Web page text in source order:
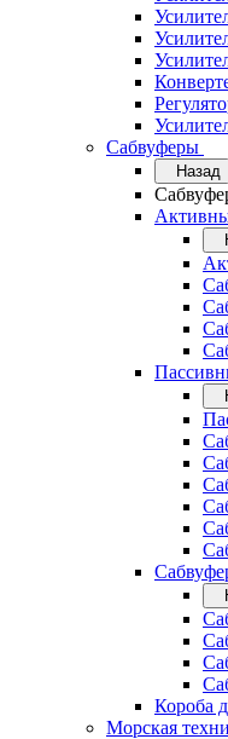
Сабвуферы
Назад
Короба
Морская